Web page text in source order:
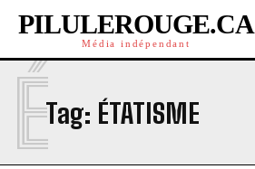
PILULEROUGE.CA
Média indépendant
Tag: ÉTATISME
É